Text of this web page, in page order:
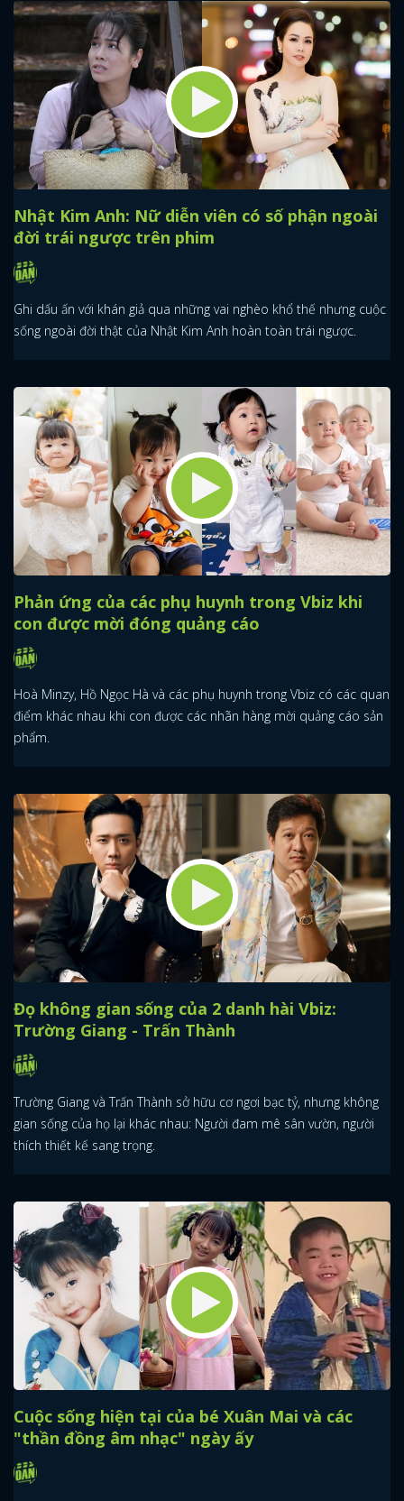
Nhật Kim Anh: Nữ diễn viên có số phận ngoài
đời trái ngược trên phim
Ghi dấu ấn với khán giả qua những vai nghèo khổ thế nhưng cuộc
sống ngoài đời thật của Nhật Kim Anh hoàn toàn trái ngược.
Phản ứng của các phụ huynh trong Vbiz khi
con được mời đóng quảng cáo
Hoà Minzy, Hồ Ngọc Hà và các phụ huynh trong Vbiz có các quan
điểm khác nhau khi con được các nhãn hàng mời quảng cáo sản
phẩm.
Đọ không gian sống của 2 danh hài Vbiz:
Trường Giang - Trấn Thành
Trường Giang và Trấn Thành sở hữu cơ ngơi bạc tỷ, nhưng không
gian sống của họ lại khác nhau: Người đam mê sân vườn, người
thích thiết kế sang trọng.
Cuộc sống hiện tại của bé Xuân Mai và các
"thần đồng âm nhạc" ngày ấy